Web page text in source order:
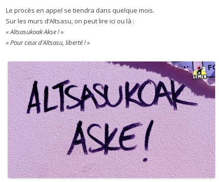
Le procès en appel se tiendra dans quelque mois.
Sur les murs d’Altsasu, on peut lire ici ou là :
« Altsasukoak Akse ! »
« Pour ceux d’Altsasu, liberté ! »